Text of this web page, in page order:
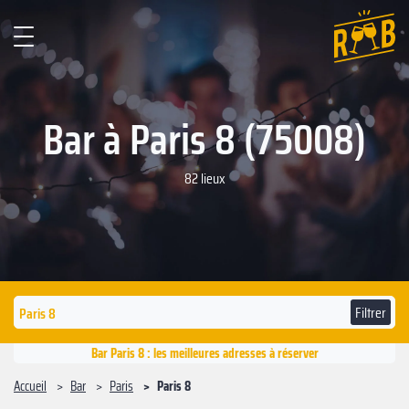
Bar à Paris 8 (75008)
82 lieux
Filtrer
Bar Paris 8 : les meilleures adresses à réserver
Accueil
Bar Paris Paris 8